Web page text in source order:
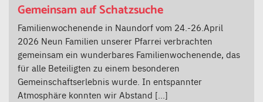
Gemeinsam auf Schatzsuche
Familienwochenende in Naundorf vom 24.-26.April
2026 Neun Familien unserer Pfarrei verbrachten
gemeinsam ein wunderbares Familienwochenende, das
für alle Beteiligten zu einem besonderen
Gemeinschaftserlebnis wurde. In entspannter
Atmosphäre konnten wir Abstand […]